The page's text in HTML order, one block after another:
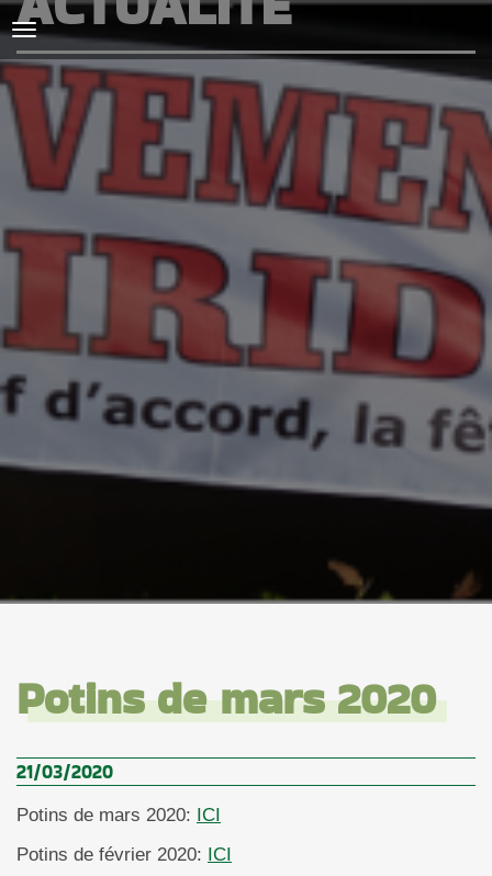
ACCUEIL
L'AMICALE
COURSES ET ENTRAINEMENTS
PRESSE, PHOTOS & VIDEOS
ACTUALITÉS
PARTENAIRES
SPIRIDON
CONTACT
Potins de mars 2020
21/03/2020
Potins de mars 2020: ICI
Potins de février 2020: ICI